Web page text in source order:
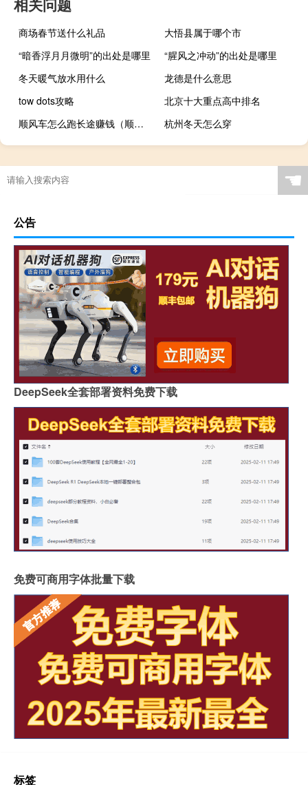
商场春节送什么礼品
大悟县属于哪个市
“暗香浮月月微明”的出处是哪里
“腥风之冲动”的出处是哪里
冬天暖气放水用什么
龙德是什么意思
tow dots攻略
北京十大重点高中排名
顺风车怎么跑长途赚钱（顺风车怎么跑才赚钱）
杭州冬天怎么穿
☚
公告
DeepSeek全套部署资料免费下载
免费可商用字体批量下载
标签